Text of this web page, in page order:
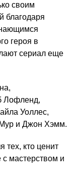
своим
благодаря
героя в
сериал еще
Лофленд,
Уоллес,
и Джон Хэмм.
тех, кто ценит
с мастерством и